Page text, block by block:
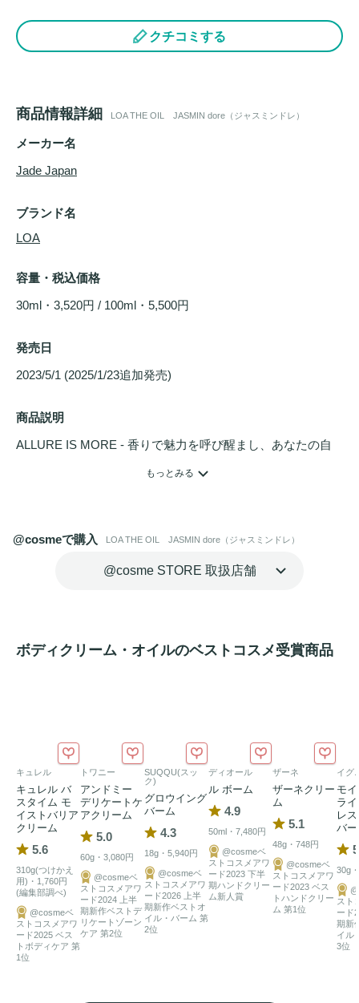
クチコミする
商品情報詳細 LOA THE OIL JASMIN dore（ジャスミンドレ）
メーカー名
Jade Japan
ブランド名
LOA
容量・税込価格
30ml・3,520円 / 100ml・5,500円
発売日
2023/5/1 (2025/1/23追加発売)
商品説明
ALLURE IS MORE - 香りで魅力を呼び醒まし、あなたの自
■JASMIN dore（ジャスミンドレ）
甘く華やかな香りが、あなたの内面にある神秘的な魅力を引
＜Middlenote（ミドル）＞
イランイラン、ジャスミン、スズラン、クローブと、優雅な
花々が開花し、続いて芯に至るまで、ジャスミンの香りが心
地よく漂います。
＜Lastnote（ラスト）＞
アンバーやムスク、スウィートバルサムがウッディな香りへ
と変化し、深みと繊細さを感じさせるハーモニーが楽しめま
す。
もっとみる
@cosmeで購入 LOA THE OIL JASMIN dore（ジャスミンドレ）
@cosme STORE 取扱店舗
ボディクリーム・オイルのベストコスメ受賞商品
キュレル
キュレル バ
スタイム モ
イストバリア
クリーム
5.6
310g(つけかえ
用)・1,760円
(編集部調べ)
@cosmeベ
ストコスメアワ
ード2025 ベス
トボディケア 第
1位
トワニー
アンドミー
デリケートケ
アクリーム
5.0
60g・3,080円
@cosmeベ
ストコスメアワ
ード2024 上半
期新作ベストデ
リケートゾーン
ケア 第2位
SUQQU(スッ
ク)
グロウイング
バーム
4.3
18g・5,940円
@cosmeベ
ストコスメアワ
ード2026 上半
期新作ベストオ
イル・バーム 第
2位
ディオール
ル ボーム
4.9
50ml・7,480円
@cosmeベ
ストコスメアワ
ード2023 下半
期ハンドクリー
ム新人賞
ザーネ
ザーネクリー
ム
5.1
48g・748円
@cosmeベ
ストコスメアワ
ード2023 ベス
トハンドクリー
ム 第1位
イグ
モ
ラ
レ
バ
30g
スト
ード
期新
イル
3位